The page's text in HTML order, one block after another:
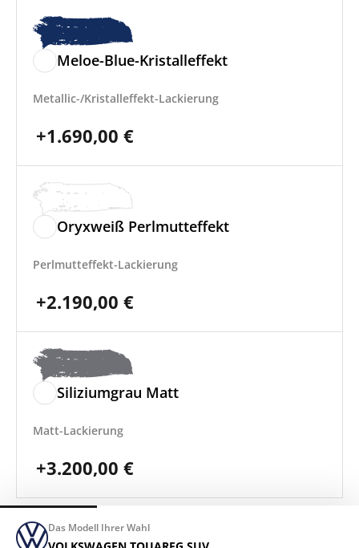
Meloe-Blue-Kristalleffekt
Metallic-/Kristalleffekt-Lackierung
+1.690,00 €
Oryxweiß Perlmutteffekt
Perlmutteffekt-Lackierung
+2.190,00 €
Siliziumgrau Matt
Matt-Lackierung
+3.200,00 €
Das Modell Ihrer Wahl